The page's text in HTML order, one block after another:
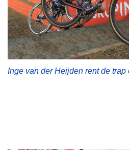
Inge van der Heijden rent de